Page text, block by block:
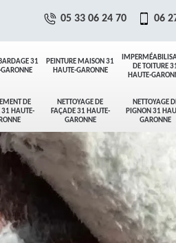
31
GARONNE
PEINTURE MAISON 31
HAUTE-GARONNE
DE TOITURE
HAUTE-
DE
31 HAUTE-
NETTOYAGE DE
FAÇADE 31 HAUTE-
GARONNE
NETTOYAGE
PIGNON 31
GARONNE
05 33 06 24 70 06